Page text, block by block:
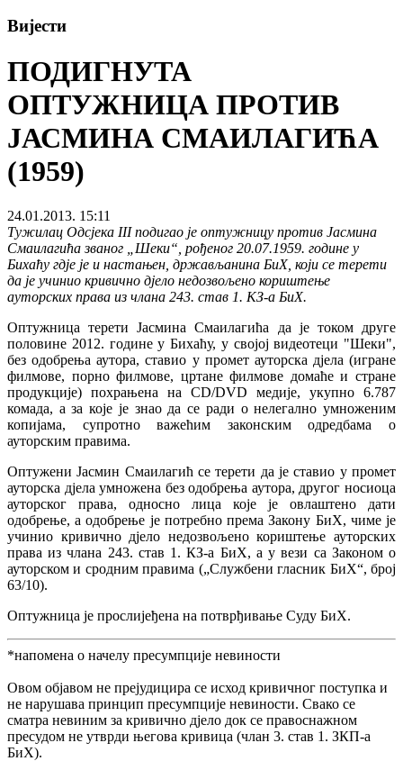
Вијести
ПОДИГНУТА
ОПТУЖНИЦА ПРОТИВ
ЈАСМИНА СМАИЛАГИЋА
(1959)
24.01.2013. 15:11
Тужилац Одсјека III подигао је оптужницу против Јасмина
Смаилагића званог „Шеки“, рођеног 20.07.1959. године у
Бихаћу гдје је и настањен, држављанина БиХ, који се терети
да је учинио кривично дјело недозвољено кориштење
ауторских права из члана 243. став 1. КЗ-а БиХ.
Оптужница терети Јасмина Смаилагића да је током друге
половине 2012. године у Бихаћу, у својој видеотеци "Шеки",
без одобрења аутора, ставио у промет ауторска дјела (игране
филмове, порно филмове, цртане филмове домаће и стране
продукције) похрањена на CD/DVD медије, укупно 6.787
комада, а за које је знао да се ради о нелегално умноженим
копијама, супротно важећим законским одредбама о
ауторским правима.
Оптужени Јасмин Смаилагић се терети да је ставио у промет
ауторска дјела умножена без одобрења аутора, другог носиоца
ауторског права, односно лица које је овлаштено дати
одобрење, а одобрење је потребно према Закону БиХ, чиме је
учинио кривично дјело недозвољено кориштење ауторских
права из члана 243. став 1. КЗ-а БиХ, а у вези са Законом о
ауторском и сродним правима („Службени гласник БиХ“, број
63/10).
Оптужница је прослијеђена на потврђивање Суду БиХ.
*напомена о начелу пресумпције невиности
Овом објавом не прејудицира се исход кривичног поступка и
не нарушава принцип пресумпције невиности. Свако се
сматра невиним за кривично дјело док се правоснажном
пресудом не утврди његова кривица (члан 3. став 1. ЗКП-а
БиХ).